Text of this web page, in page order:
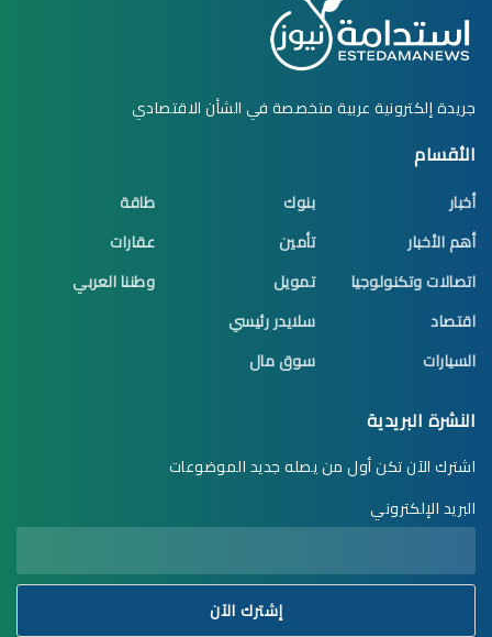
جريدة إلكترونية عربية متخصصة في الشأن الاقتصادي
الأقسام
أخبار
أهم الأخبار
اتصالات وتكنولوجيا
اقتصاد
السيارات
بنوك
تأمين
تمويل
سلايدر رئيسي
سوق مال
طاقة
عقارات
وطننا العربي
النشرة البريدية
اشترك الآن تكن أول من يصله جديد الموضوعات
البريد الإلكتروني